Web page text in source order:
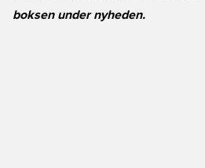
boksen under nyheden.